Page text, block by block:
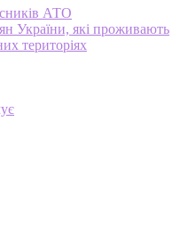
АТО
України, які проживають
територіях